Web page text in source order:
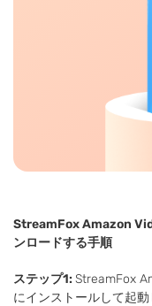
StreamFox Amazon
ンロードする手順
ステップ1: StreamFox
にインストールして起動